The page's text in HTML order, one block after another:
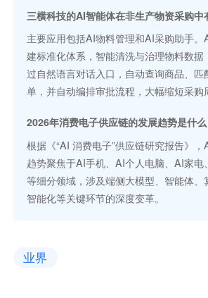
三横科技的AI智能体在非生产物资采购中
主要应用包括AI物料管理和AI采购助手。
建标准化体系，智能清洗与治理物料数据
过自然语言对话入口，自动查询商品、匹
单，并自动编排审批流程，大幅缩短采购
2026年消费电子供应链的发展趋势是什么
根据《“AI 消费电子”供应链研究报告》，
趋势聚焦于AI手机、AI个人电脑、AI家电
等细分领域，涉及端侧大模型、智能体、
智能化等关键环节的深度变革。
业界